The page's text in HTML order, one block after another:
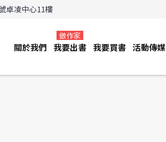
卓凌中心11樓
關於我們 我要出書
做作家
我要買書 活動傳媒